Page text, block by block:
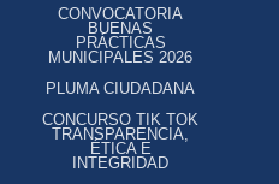
CONVOCATORIA
BUENAS
PRÁCTICAS
MUNICIPALES 2026
PLUMA CIUDADANA
CONCURSO TIK TOK
TRANSPARENCIA,
ÉTICA E
INTEGRIDAD